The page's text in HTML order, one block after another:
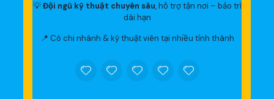
💡Đội ngũ kỹ thuật chuyên sâu, hỗ trợ tận nơi – bảo trì
dài hạn
📍 Có chi nhánh & kỹ thuật viên tại nhiều tỉnh thành